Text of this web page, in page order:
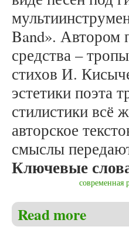
Band». Автором
средства –
стихов И.
эстетики поэта
стилистики всё
авторское
смыслы
Ключевые
современная
Read more